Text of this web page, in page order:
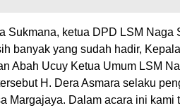
Sukmana, ketua DPD LSM Naga
banyak yang sudah hadir,
Abah Ucuy Ketua Umum LSM
H. Dera Asmara selaku
Margajaya. Dalam acara ini kami